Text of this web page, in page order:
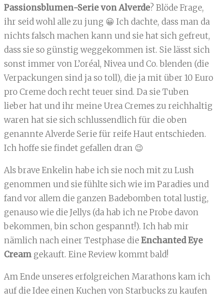
Passionsblumen-Serie von Alverde? Blöde Frage,
ihr seid wohl alle zu jung 😀 Ich dachte, dass man da
nichts falsch machen kann und sie hat sich gefreut,
dass sie so günstig weggekommen ist. Sie lässt sich
sonst immer von L’oréal, Nivea und Co. blenden (die
Verpackungen sind ja so toll), die ja mit über 10 Euro
pro Creme doch recht teuer sind. Da sie Tuben
lieber hat und ihr meine Urea Cremes zu reichhaltig
waren hat sie sich schlussendlich für die oben
genannte Alverde Serie für reife Haut entschieden.
Ich hoffe sie findet gefallen dran 😉
Als brave Enkelin habe ich sie noch mit zu Lush
genommen und sie fühlte sich wie im Paradies und
fand vor allem die ganzen Badebomben total lustig,
genauso wie die Jellys (da hab ich ne Probe davon
bekommen, bin schon gespannt!). Ich hab mir
nämlich nach einer Testphase dieEnchanted Eye
Cream gekauft. Eine Review kommt bald!
Am Ende unseres erfolgreichen Marathons kam ich
auf die Idee einen Kuchen von Starbucks zu kaufen